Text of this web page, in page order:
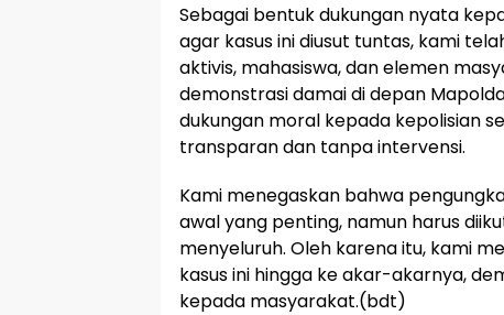
Sebagai bentuk dukungan nyata
agar kasus ini diusut tuntas, kami
aktivis, mahasiswa, dan elemen
demonstrasi damai di depan
dukungan moral kepada kepolisian
transparan dan tanpa intervensi.
Kami menegaskan bahwa
awal yang penting, namun harus
menyeluruh. Oleh karena itu, kami
kasus ini hingga ke akar-akarnya,
kepada masyarakat.(bdt)